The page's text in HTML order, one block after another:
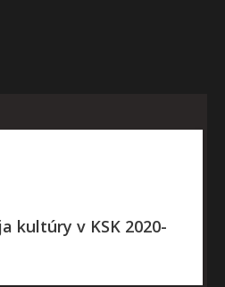
kultúry v KSK 2020-